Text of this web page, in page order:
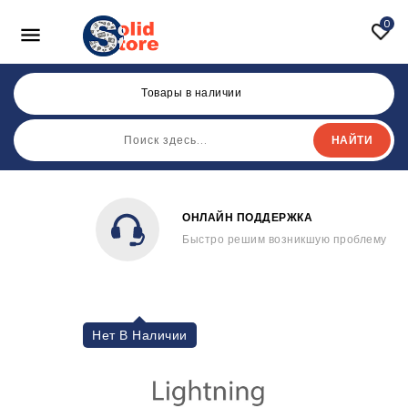
 0
Товары в наличии
НАЙТИ
ОНЛАЙН ПОДДЕРЖКА
Быстро решим возникшую проблему
Нет В Наличии